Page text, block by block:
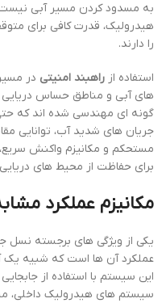
به مسدود کردن مسیر آبی نیست؛
هیدرولیک، قدرت کافی برای
را دارند.
استفاده از راهبند امنیتی در
های آبی و مناطق حساس
گونه ای مهندسی شده اند که
جریان های شدید آب، توانایی
مستحکم و مکانیزم واکنش سریع،
برای حفاظت از محیط های
مکانیزم عملکرد
یکی از ویژگی های برجسته نسل
عملکرد آن ها است که شبیه یک
این سیستم با استفاده از
سیستم های هیدرولیک داخلی،